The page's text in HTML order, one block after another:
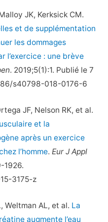
JK, Kerksick CM.
et de supplémentation
les dommages
l’exercice : une brève
. 2019;5(1):1. Publié le 7
s40798-018-0176-6
JF, Nelson RK, et al.
et la
après un exercice
l’homme. Eur J Appl
1926.
3175-z
Weltman AL, et al. La
augmente l’eau